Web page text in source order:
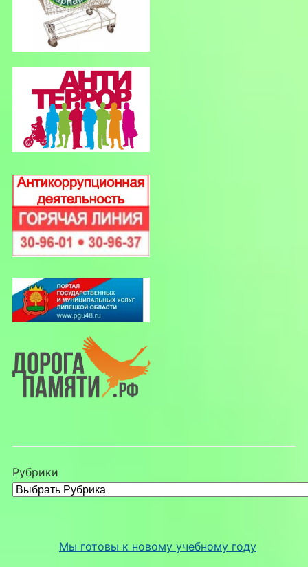
Рубрики
Мы готовы к новому учебному году